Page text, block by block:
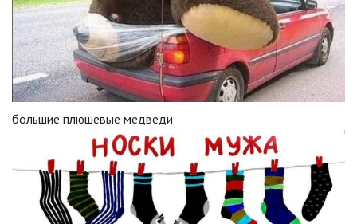
большие плюшевые медведи